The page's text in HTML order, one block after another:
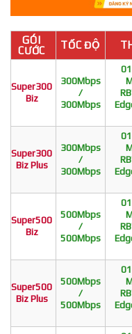
GÓI
CƯỚC
TỐC ĐỘ
Super300
Biz
300Mbps
/
300Mbps
Super300
Biz Plus
300Mbps
/
300Mbps
Super500
Biz
500Mbps
/
500Mbps
Super500
Biz Plus
500Mbps
/
500Mbps